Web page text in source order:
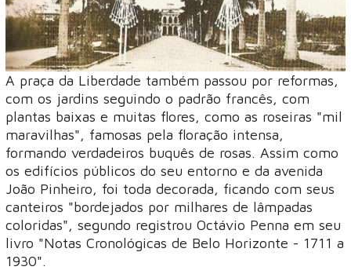
A praça da Liberdade também passou por reformas,
com os jardins seguindo o padrão francês, com
plantas baixas e muitas flores, como as roseiras "mil
maravilhas", famosas pela floração intensa,
formando verdadeiros buquês de rosas. Assim como
os edifícios públicos do seu entorno e da avenida
João Pinheiro, foi toda decorada, ficando com seus
canteiros "bordejados por milhares de lâmpadas
coloridas", segundo registrou Octávio Penna em seu
livro "Notas Cronológicas de Belo Horizonte - 1711 a
1930".